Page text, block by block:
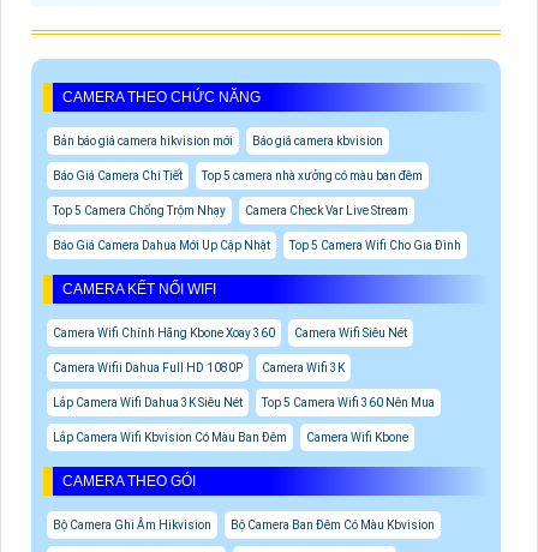
CAMERA THEO CHỨC NĂNG
Bản báo giá camera hikvision mới Báo giá camera kbvision
Báo Giá Camera Chi Tiết Top 5 camera nhà xưởng có màu ban đêm
Top 5 Camera Chống Trộm Nhạy Camera Check Var Live Stream
Báo Giá Camera Dahua Mới Up Cập Nhật Top 5 Camera Wifi Cho Gia Đình
CAMERA KẾT NỐI WIFI
Camera Wifi Chính Hãng Kbone Xoay 360 Camera Wifi Siêu Nét
Camera Wifii Dahua Full HD 1080P Camera Wifi 3K
Lắp Camera Wifi Dahua 3K Siêu Nét Top 5 Camera Wifi 360 Nên Mua
Lắp Camera Wifi Kbvision Có Màu Ban Đêm Camera Wifi Kbone
CAMERA THEO GÓI
Bộ Camera Ghi Âm Hikvision Bộ Camera Ban Đêm Có Màu Kbvision